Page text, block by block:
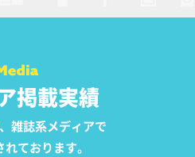
掲載実績
雑誌系メディアで
ております。